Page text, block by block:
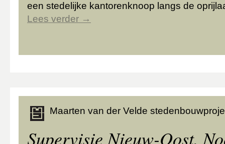
een stedelijke kantorenknoop langs de
Lees verder →
Maarten van der Velde
Supervisie Nieuw-Oost,